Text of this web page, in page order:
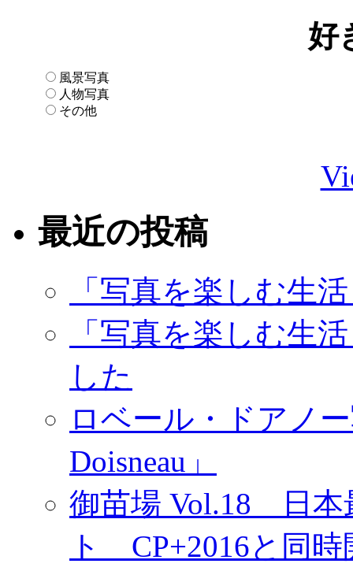
好
風景写真
人物写真
その他
最近の投稿
「写真を楽しむ生
「写真を楽しむ生
した
ロベール・ドアノ
Doisneau」
御苗場 Vol.18 日本
ト CP+2016と同時